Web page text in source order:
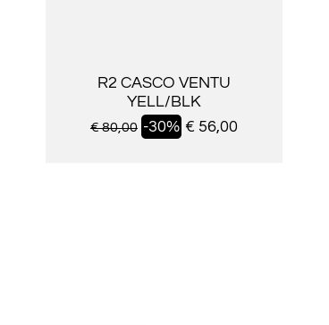
R2 CASCO VENTU
YELL/BLK
€ 80,00 -30% € 56,00